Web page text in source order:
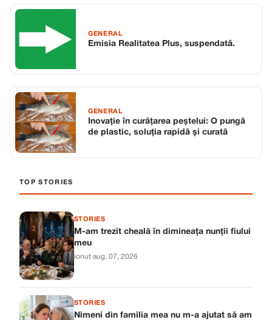
GENERAL
Emisia Realitatea Plus, suspendată.
GENERAL
Inovație în curățarea peștelui: O pungă
de plastic, soluția rapidă și curată
TOP STORIES
STORIES
M-am trezit cheală în dimineața nunții fiului
meu
ionut·aug. 07, 2026
STORIES
Nimeni din familia mea nu m-a ajutat să am